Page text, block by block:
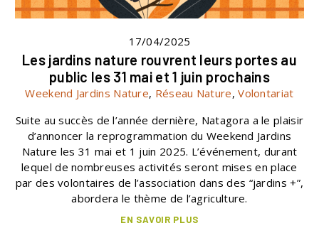
17/04/2025
Les jardins nature rouvrent leurs portes au
public les 31 mai et 1 juin prochains
Weekend Jardins Nature, Réseau Nature,Volontariat
Suite au succès de l’année dernière, Natagora a le plaisir
d’annoncer la reprogrammation du Weekend Jardins
Nature les 31 mai et 1 juin 2025. L’événement, durant
lequel de nombreuses activités seront mises en place
par des volontaires de l’association dans des “jardins +”,
abordera le thème de l’agriculture.
EN SAVOIR PLUS